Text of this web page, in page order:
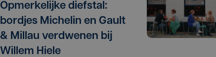
Opmerkelijke diefstal:
bordjes Michelin en Gault
& Millau verdwenen bij
Willem Hiele